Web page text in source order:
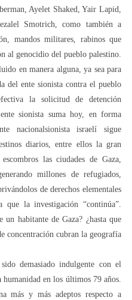
Ayelet Shaked, Yair Lapid,
Smotrich, como también a
mandos militares, rabinos que
al genocidio del pueblo palestino.
en manera alguna, ya sea para
del ente sionista contra el pueblo
la solicitud de detención
sionista suma hoy, en forma
nacionalsionista israelí sigue
diarios, entre ellos la gran
las ciudades de Gaza,
millones de refugiados,
de derechos elementales
la investigación “continúa”.
un habitante de Gaza? ¿hasta que
concentración cubran la geografía
demasiado indulgente con el
en los últimos 79 años.
más y más adeptos respecto a